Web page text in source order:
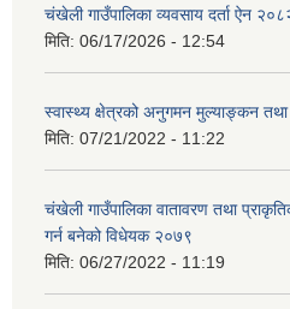
चंखेली गाउँपालिका व्यवसाय दर्ता ऐन
मिति: 06/17/2026 - 12:54
स्वास्थ्य क्षेत्रको अनुगमन मुल्याङ्कन तथा
मिति: 07/21/2022 - 11:22
चंखेली गाउँपालिका वातावरण तथा
गर्न बनेको विधेयक २०७९
मिति: 06/27/2022 - 11:19